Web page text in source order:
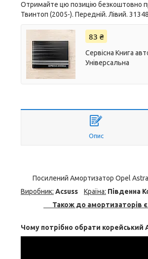
Отримайте цю позицію безкоштовно
Твинтоп (2005-). Передній. Лівий.
83 ₴
Сервісна Книга
Універсальна
Опис
Посилений Амортизатор Opel Astra
Виробник: Acsuss Крaїна: Південна
Також до амортизаторів є
Чому потрібно обрати корейський